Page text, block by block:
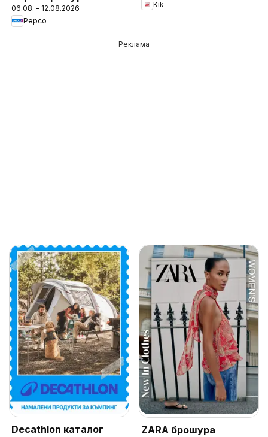
06.08. - 12.08.2026
Pepco
Kik
Реклама
Decathlon каталог ZARA брошура